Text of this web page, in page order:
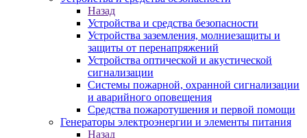
Назад
Устройства и средства безопасности
Устройства заземления, молниезащиты и
защиты от перенапряжений
Устройства оптической и акустической
сигнализации
Системы пожарной, охранной сигнализации
и аварийного оповещения
Средства пожаротушения и первой помощи
Генераторы электроэнергии и элементы питания
Назад